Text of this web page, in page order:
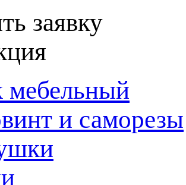
заявку
мебельный
и саморезы